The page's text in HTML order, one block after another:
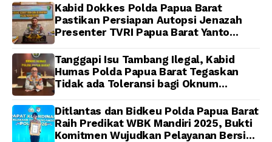
Ibadah Bersama di
Masjid Al-Muhajirin
Kabid Dokkes Polda Papua Barat
Pastikan Persiapan Autopsi Jenazah
Presenter TVRI Papua Barat Yanto
Dijadwalkan Kamis
Tanggapi Isu Tambang Ilegal, Kabid
Humas Polda Papua Barat Tegaskan
Tidak ada Toleransi bagi Oknum
Ditlantas dan Bidkeu Polda Papua Barat
Raih Predikat WBK Mandiri 2025, Bukti
Komitmen Wujudkan Pelayanan Bersih